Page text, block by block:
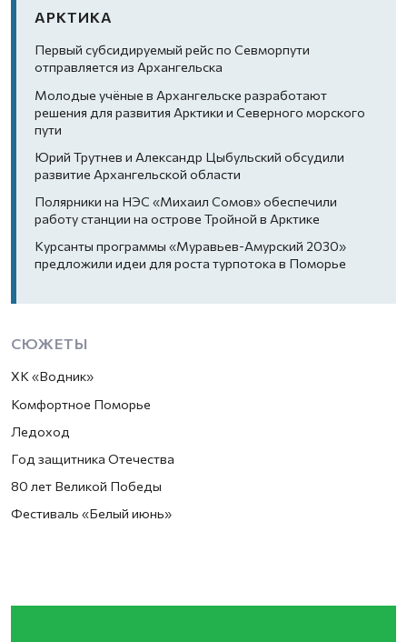
АРКТИКА
Первый субсидируемый рейс по Севморпути
отправляется из Архангельска
Молодые учёные в Архангельске разработают
решения для развития Арктики и Северного морского
пути
Юрий Трутнев и Александр Цыбульский обсудили
развитие Архангельской области
Полярники на НЭС «Михаил Сомов» обеспечили
работу станции на острове Тройной в Арктике
Курсанты программы «Муравьев-Амурский 2030»
предложили идеи для роста турпотока в Поморье
СЮЖЕТЫ
ХК «Водник»
Комфортное Поморье
Ледоход
Год защитника Отечества
80 лет Великой Победы
Фестиваль «Белый июнь»